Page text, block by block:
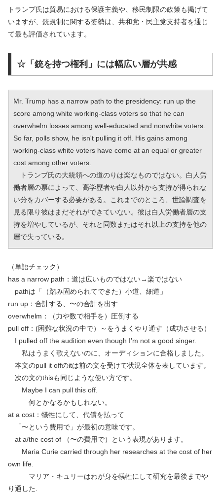
トランプ氏は貿易における保護主義や、移民制限の政策も掲げて
いますが、銃規制に関する姿勢は、共和党・民主党支持者を通じ
て最も評価されています。
☆「銃を持つ権利」には幅広い層が共感
Mr. Trump has a narrow path to the presidency: run up the
score among white working-class voters so that he can
overwhelm losses among well-educated and nonwhite voters.
So far, polls show, he isn't pulling it off. His gains among
working-class white voters have come at an equal or greater
cost among other voters.
トランプ氏の大統領への道のりは楽なものではない。白人労
働者層の票によって、高学歴者や白人以外から支持が得られな
い分をカバーする必要がある。これまでのところ、世論調査を
見る限り彼はまだそれができていない。彼は白人労働者層の支
持を増やしているが、それと同数またはそれ以上の支持を他の
層で失っている。
（単語チェック）
has a narrow path：道は広いものではない→楽ではない
pathは「（踏み固められてできた）小道、細道」
run up：合計する、〜の合計を出す
overwhelm：（力や数で相手を）圧倒する
pull off：(困難な状況の中で）～をうまくやり通す（成功させる）
I pulled off the audition even though I’m not a good singer.
私はうまく歌えないのに、オーディションに合格しました。
本文のpull it offのitは前の文を受けて状況全体を表しています。
次の文のthisも同じような使い方です。
Maybe I can pull this off.
何とかなるかもしれない。
at a cost：犠牲にして、代償を払って
「〜という費用で」が最初の意味です。
at a/the cost of （〜の費用で）という表現があります。
Maria Curie carried through her researches at the cost of her
own life.
マリア・キュリーはわが身を犠牲にして研究を最後までや
り通した.